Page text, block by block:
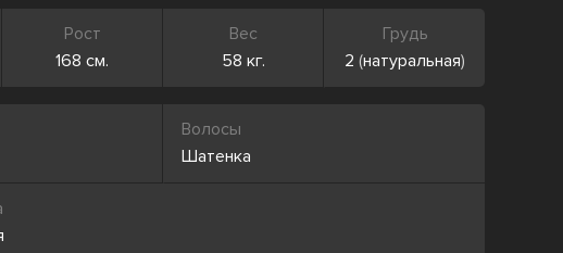
Рост
168 см.
Вес
58 кг.
Грудь
2 (натуральная)
Волосы
Шатенка